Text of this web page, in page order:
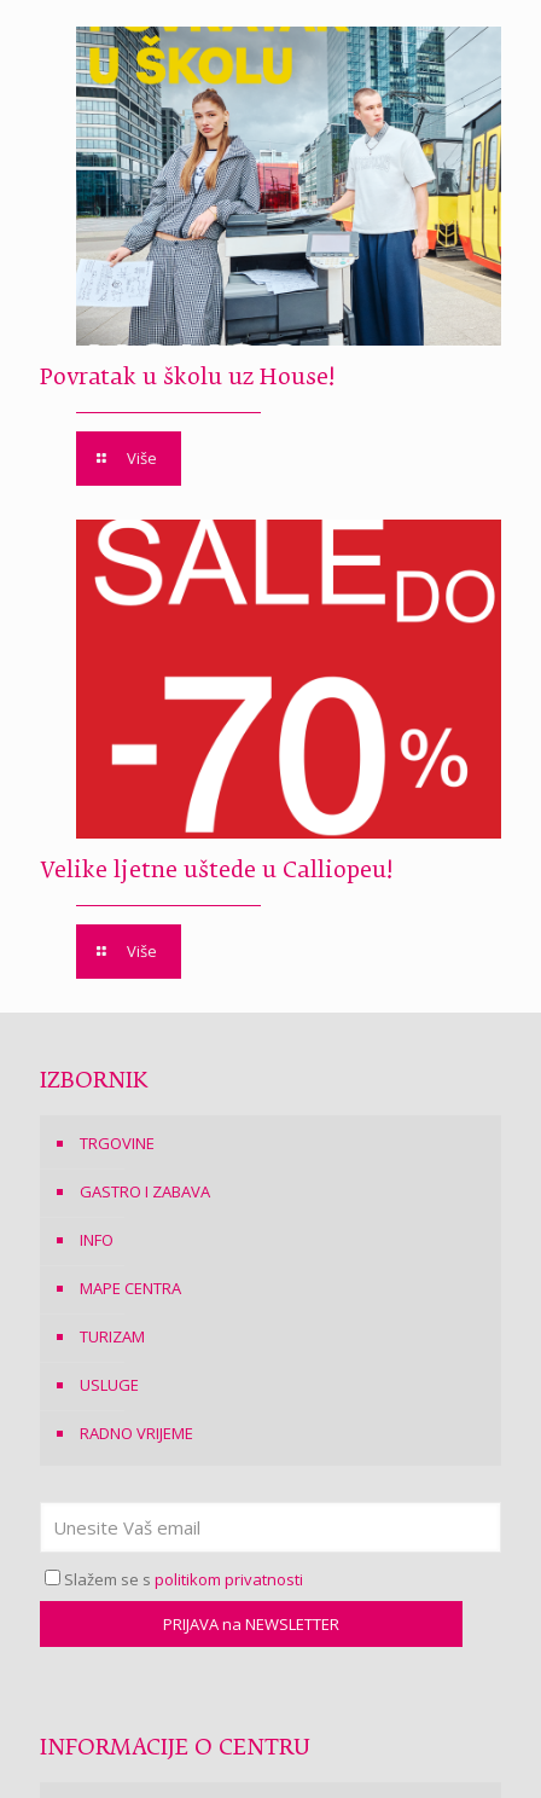
Povratak u školu uz House!
Više
Velike ljetne uštede u Calliopeu!
Više
IZBORNIK
TRGOVINE
GASTRO I ZABAVA
INFO
MAPE CENTRA
TURIZAM
USLUGE
RADNO VRIJEME
Slažem se s politikom privatnosti
INFORMACIJE O CENTRU